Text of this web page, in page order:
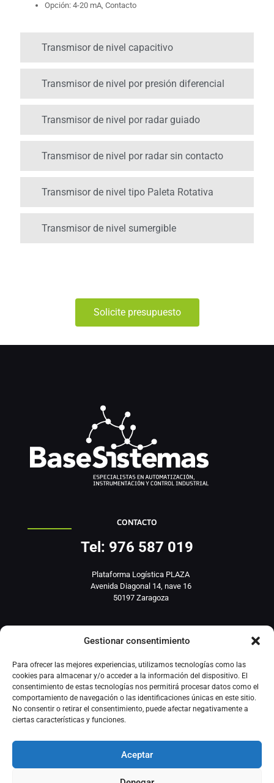
Gestionar consentimiento
Para ofrecer las mejores experiencias, utilizamos tecnologías como las
cookies para almacenar y/o acceder a la información del dispositivo. El
consentimiento de estas tecnologías nos permitirá procesar datos como el
comportamiento de navegación o las identificaciones únicas en este sitio.
No consentir o retirar el consentimiento, puede afectar negativamente a
ciertas características y funciones.
Aceptar
Transmisor de nivel capacitivo
Transmisor de nivel por presión diferencial
Transmisor de nivel por radar guiado
Transmisor de nivel por radar sin contacto
Transmisor de nivel tipo Paleta Rotativa
Transmisor de nivel sumergible
Opción: 4-20 mA, Contacto
Solicite presupuesto
CONTACTO
Tel: 976 587 019
Plataforma Logística PLAZA
Avenida Diagonal 14, nave 16
50197 Zaragoza
INFORMACIÓN RELEVANTE
Producto
Automatización Industrial